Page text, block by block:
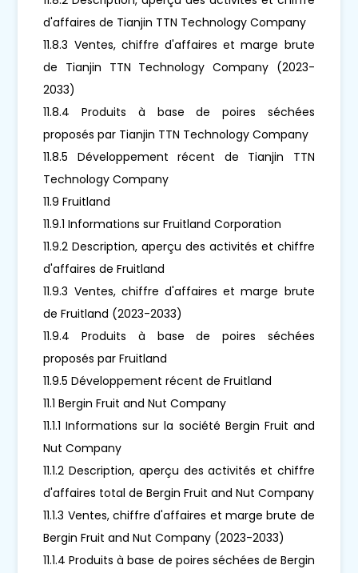
d'affaires de Tianjin TTN Technology Company
11.8.3 Ventes, chiffre d'affaires et marge brute
de Tianjin TTN Technology Company (2023-
2033)
11.8.4 Produits à base de poires séchées
proposés par Tianjin TTN Technology Company
11.8.5 Développement récent de Tianjin TTN
Technology Company
11.9 Fruitland
11.9.1 Informations sur Fruitland Corporation
11.9.2 Description, aperçu des activités et chiffre
d'affaires de Fruitland
11.9.3 Ventes, chiffre d'affaires et marge brute
de Fruitland (2023-2033)
11.9.4 Produits à base de poires séchées
proposés par Fruitland
11.9.5 Développement récent de Fruitland
11.1 Bergin Fruit and Nut Company
11.1.1 Informations sur la société Bergin Fruit and
Nut Company
11.1.2 Description, aperçu des activités et chiffre
d'affaires total de Bergin Fruit and Nut Company
11.1.3 Ventes, chiffre d'affaires et marge brute de
Bergin Fruit and Nut Company (2023-2033)
11.1.4 Produits à base de poires séchées de Bergin